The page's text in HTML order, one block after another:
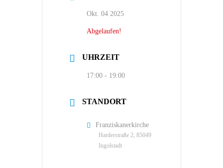
Okt. 04 2025
Abgelaufen!
UHRZEIT
17:00 - 19:00
STANDORT
Franziskanerkirche
Harderstraße 2, 85049
Ingolstadt